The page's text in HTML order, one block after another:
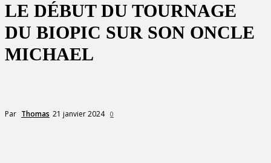
LE DÉBUT DU TOURNAGE
DU BIOPIC SUR SON ONCLE
MICHAEL
Par Thomas 21 janvier 2024 0